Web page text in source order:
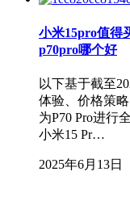
小米15pro值得
p70pro哪个好
以下基于截至
体验、价格策
为P70 Pro进行
小米15 Pr…
2025年6月13日